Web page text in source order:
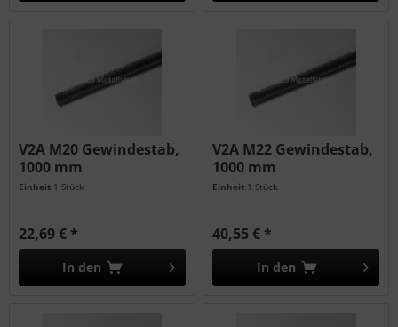
V2A M20 Gewindestab,
1000 mm
Einheit 1 Stück
22,69 € *
In den
V2A M22 Gewindestab,
1000 mm
Einheit 1 Stück
40,55 € *
In den